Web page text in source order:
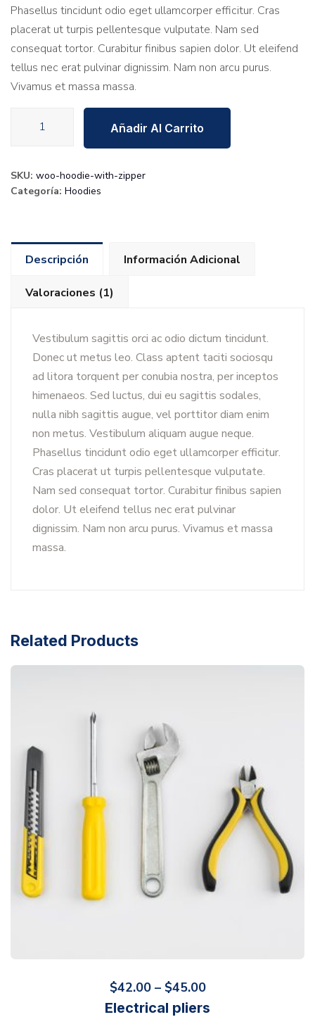
Phasellus tincidunt odio eget ullamcorper efficitur. Cras
placerat ut turpis pellentesque vulputate. Nam sed
consequat tortor. Curabitur finibus sapien dolor. Ut eleifend
tellus nec erat pulvinar dignissim. Nam non arcu purus.
Vivamus et massa massa.
Añadir Al Carrito
SKU: woo-hoodie-with-zipper
Categoría: Hoodies
Descripción Información Adicional
Valoraciones (1)
Vestibulum sagittis orci ac odio dictum tincidunt.
Donec ut metus leo. Class aptent taciti sociosqu
ad litora torquent per conubia nostra, per inceptos
himenaeos. Sed luctus, dui eu sagittis sodales,
nulla nibh sagittis augue, vel porttitor diam enim
non metus. Vestibulum aliquam augue neque.
Phasellus tincidunt odio eget ullamcorper efficitur.
Cras placerat ut turpis pellentesque vulputate.
Nam sed consequat tortor. Curabitur finibus sapien
dolor. Ut eleifend tellus nec erat pulvinar
dignissim. Nam non arcu purus. Vivamus et massa
massa.
Related Products
$42.00 – $45.00Price
range:
Electrical pliers